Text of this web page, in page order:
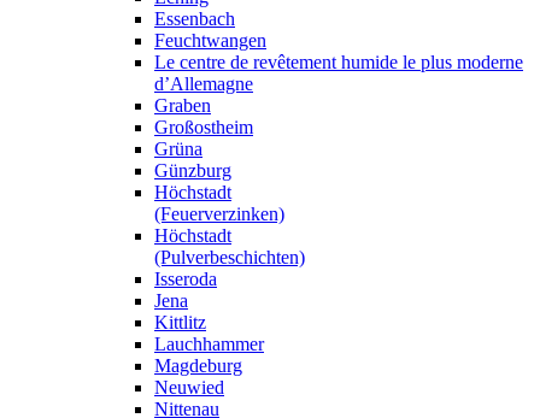
Essenbach
Feuchtwangen
Le centre de revêtement humide le plus moderne
d’Allemagne
Graben
Großostheim
Grüna
Günzburg
Höchstadt
(Feuerverzinken)
Höchstadt
(Pulverbeschichten)
Isseroda
Jena
Kittlitz
Lauchhammer
Magdeburg
Neuwied
Nittenau